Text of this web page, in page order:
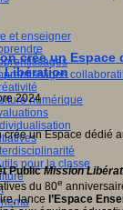
et enseigner
numérique
pour la classe
crée un Espace
Libération
2024
PublicMission
du 80e
lance l’Espace